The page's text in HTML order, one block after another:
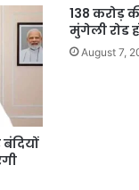
138 करोड़
मुंगेली रोड
August 7,